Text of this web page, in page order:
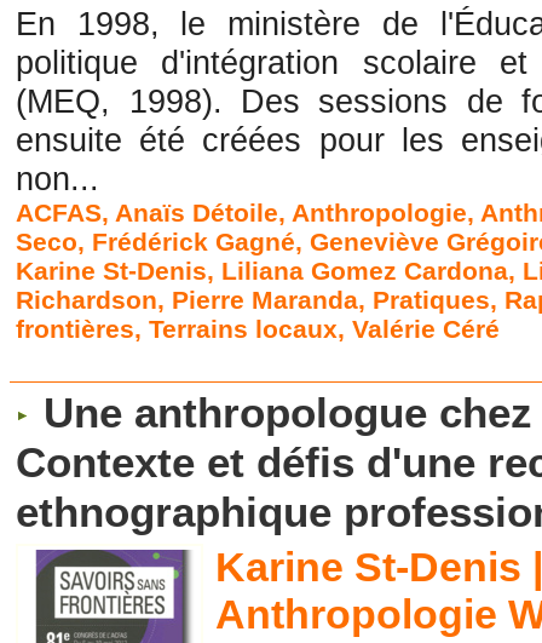
En 1998, le ministère de
politique d'intégration scolaire et
(MEQ, 1998). Des sessions de
ensuite été créées pour les
non...
ACFAS, Anaïs Détoile, Anthropologie,
Seco, Frédérick Gagné,Geneviève
Karine St-Denis, Liliana Gomez Cardona,
Richardson, Pierre Maranda, Pratiques,
frontières,Terrains locaux,Valérie Céré
Une anthropologue
Contexte et défis d'une
ethnographique
Karine St-Denis
Anthropologie